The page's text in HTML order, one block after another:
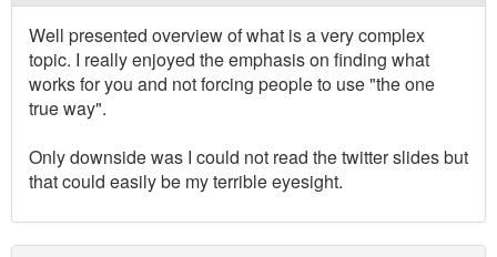
Well presented overview of what is a very complex
topic. I really enjoyed the emphasis on finding what
works for you and not forcing people to use "the one
true way".
Only downside was I could not read the twitter slides but
that could easily be my terrible eyesight.